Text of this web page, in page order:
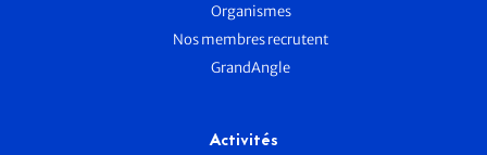
Organismes
Nos membres recrutent
GrandAngle
Activités